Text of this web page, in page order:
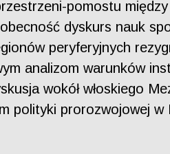
pomostu
dyskurs nauk
peryferyjnych
analizom warunków
wokół włoskiego
polityki prorozwojowej